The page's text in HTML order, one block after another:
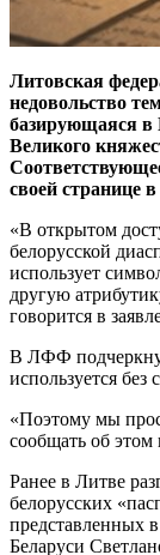
Литовская
недовольство
базирующаяся в
Великого
своей странице в
«В открытом
белорусской
использует
другую
говорится в
В ЛФФ
используется без
«Поэтому мы
сообщать об
Ранее в Литве
белорусских
представленных
Беларуси